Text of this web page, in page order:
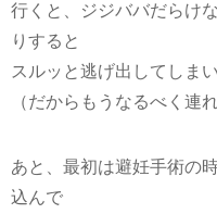
行くと、ジジババだらけ
りすると
スルッと逃げ出してしま
（だからもうなるべく連
あと、最初は避妊手術の
込んで